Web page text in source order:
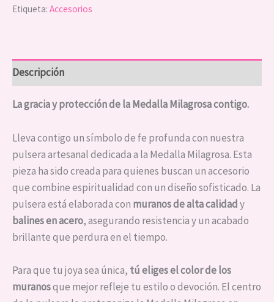
Etiqueta: Accesorios
Descripción
La gracia y protección de la Medalla Milagrosa contigo.
Lleva contigo un símbolo de fe profunda con nuestra
pulsera artesanal dedicada a la Medalla Milagrosa. Esta
pieza ha sido creada para quienes buscan un accesorio
que combine espiritualidad con un diseño sofisticado. La
pulsera está elaborada con muranos de alta calidady
balines en acero, asegurando resistencia y un acabado
brillante que perdura en el tiempo.
Para que tu joya sea única, tú eliges el color de los
muranosque mejor refleje tu estilo o devoción. El centro